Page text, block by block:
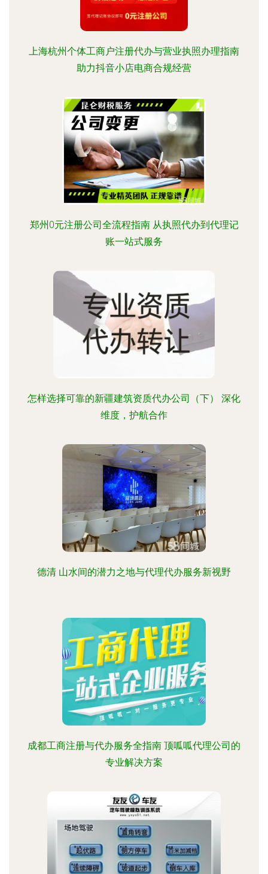
上海杭州个体工商户注册代办与营业执照办理指南
助力抖音小店电商合规经营
郑州0元注册公司全流程指南 从执照代办到代理记
账一站式服务
怎样选择可靠的新疆建筑资质代办公司（下） 深化
维度，护航合作
德清 山水间的潜力之地与代理代办服务新视野
成都工商注册与代办服务全指南 顶呱呱代理公司的
专业解决方案